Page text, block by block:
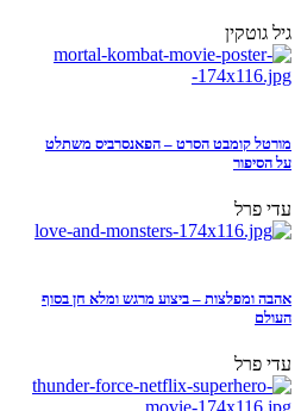
גיל גוטקין
מורטל קומבט הסרט – הפאנסרביס משתלט
על הסיפור
עדי פרל
אהבה ומפלצות – ביצוע מרגש ומלא חן בסוף
העולם
עדי פרל